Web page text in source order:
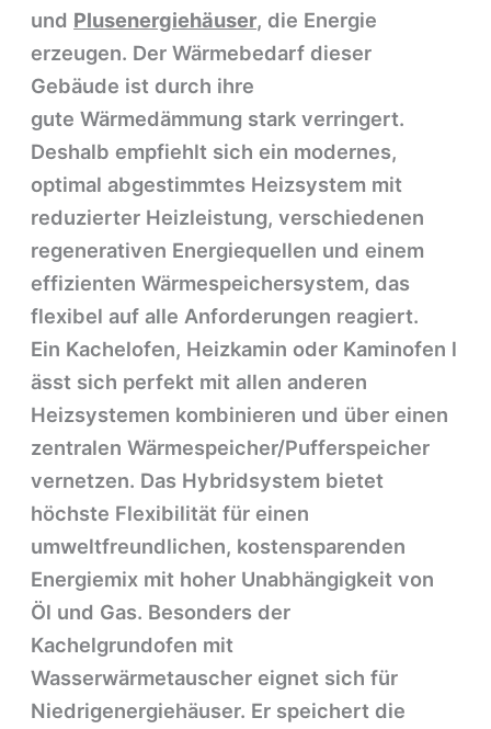
und Plusenergiehäuser, die Energie
erzeugen. Der Wärmebedarf dieser
Gebäude ist durch ihre
gute Wärmedämmung stark verringert.
Deshalb empfiehlt sich ein modernes,
optimal abgestimmtes Heizsystem mit
reduzierter Heizleistung, verschiedenen
regenerativen Energiequellen und einem
effizienten Wärmespeichersystem, das
flexibel auf alle Anforderungen reagiert.
Ein Kachelofen, Heizkamin oder Kaminofen l
ässt sich perfekt mit allen anderen
Heizsystemen kombinieren und über einen
zentralen Wärmespeicher/Pufferspeicher
vernetzen. Das Hybridsystem bietet
höchste Flexibilität für einen
umweltfreundlichen, kostensparenden
Energiemix mit hoher Unabhängigkeit von
Öl und Gas. Besonders der
Kachelgrundofen mit
Wasserwärmetauscher eignet sich für
Niedrigenergiehäuser. Er speichert die